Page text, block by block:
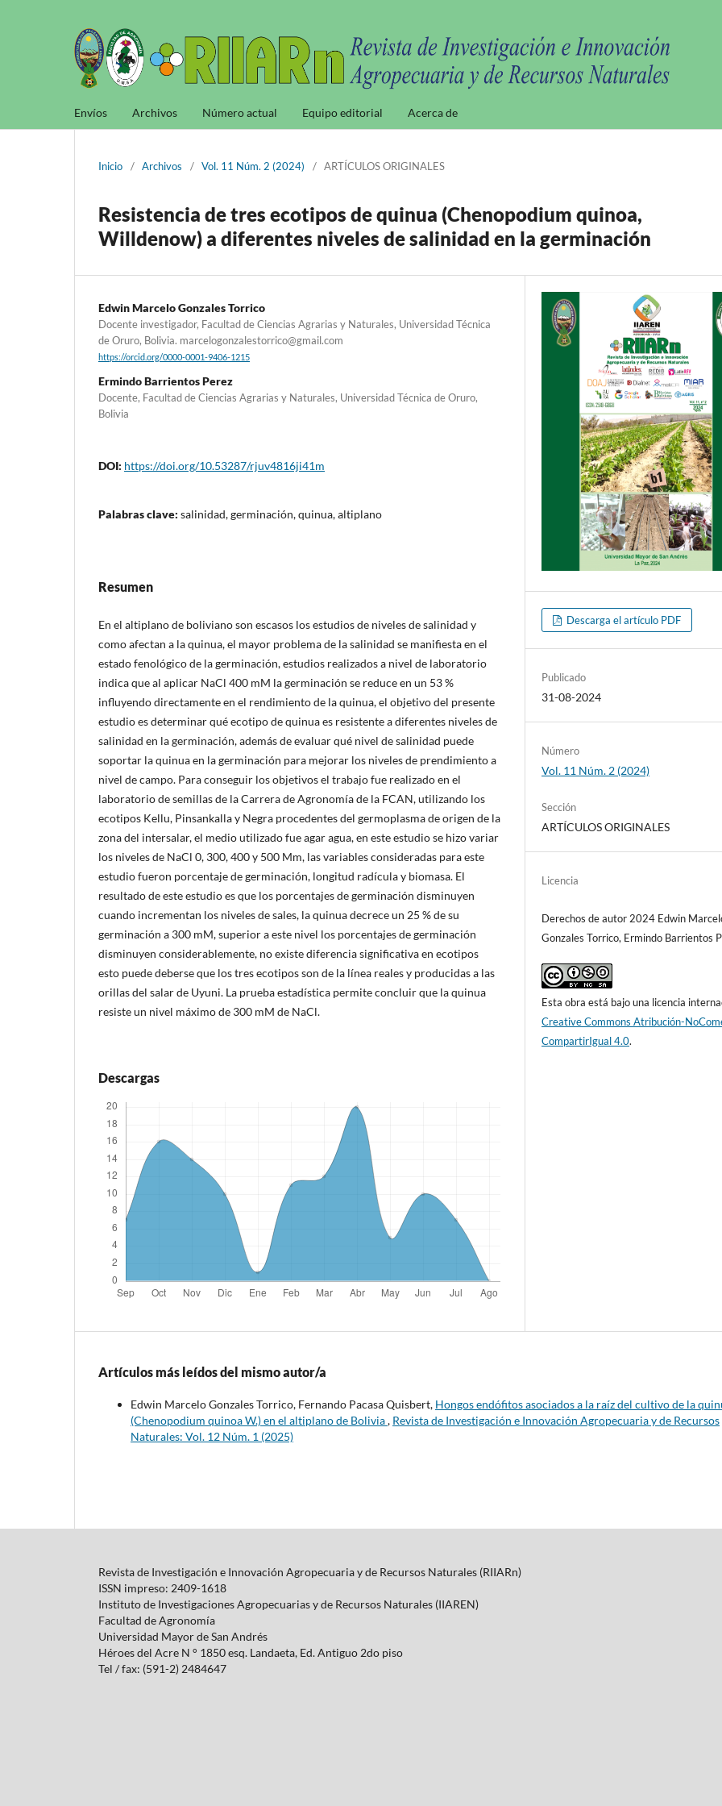
Envíos Archivos Número actual Equipo editorial Acerca de
Inicio / Archivos / Vol. 11 Núm. 2 (2024) / ARTÍCULOS ORIGINALES
Resistencia de tres ecotipos de quinua (Chenopodium quinoa,
Willdenow) a diferentes niveles de salinidad en la germinación
Edwin Marcelo Gonzales Torrico
Docente investigador, Facultad de Ciencias Agrarias y Naturales, Universidad Técnica
de Oruro, Bolivia. marcelogonzalestorrico@gmail.com
https://orcid.org/0000-0001-9406-1215
Ermindo Barrientos Perez
Docente, Facultad de Ciencias Agrarias y Naturales, Universidad Técnica de Oruro,
Bolivia
DOI: https://doi.org/10.53287/rjuv4816ji41m
Palabras clave: salinidad, germinación, quinua, altiplano
Resumen
En el altiplano de boliviano son escasos los estudios de niveles de salinidad y
como afectan a la quinua, el mayor problema de la salinidad se manifiesta en el
estado fenológico de la germinación, estudios realizados a nivel de laboratorio
indica que al aplicar NaCl 400 mM la germinación se reduce en un 53 %
influyendo directamente en el rendimiento de la quinua, el objetivo del presente
estudio es determinar qué ecotipo de quinua es resistente a diferentes niveles de
salinidad en la germinación, además de evaluar qué nivel de salinidad puede
soportar la quinua en la germinación para mejorar los niveles de prendimiento a
nivel de campo. Para conseguir los objetivos el trabajo fue realizado en el
laboratorio de semillas de la Carrera de Agronomía de la FCAN, utilizando los
ecotipos Kellu, Pinsankalla y Negra procedentes del germoplasma de origen de la
zona del intersalar, el medio utilizado fue agar agua, en este estudio se hizo variar
los niveles de NaCl 0, 300, 400 y 500 Mm, las variables consideradas para este
estudio fueron porcentaje de germinación, longitud radícula y biomasa. El
resultado de este estudio es que los porcentajes de germinación disminuyen
cuando incrementan los niveles de sales, la quinua decrece un 25 % de su
germinación a 300 mM, superior a este nivel los porcentajes de germinación
disminuyen considerablemente, no existe diferencia significativa en ecotipos
esto puede deberse que los tres ecotipos son de la línea reales y producidas a las
orillas del salar de Uyuni. La prueba estadística permite concluir que la quinua
resiste un nivel máximo de 300 mM de NaCl.
Descargas
Descarga el artículo PDF
Publicado
31-08-2024
Número
Vol. 11 Núm. 2 (2024)
Sección
ARTÍCULOS ORIGINALES
Licencia
Derechos de autor 2024 Edwin
Gonzales Torrico, Ermindo Barrientos
Esta obra está bajo una licencia
Creative Commons Atribución-
CompartirIgual 4.0.
Artículos más leídos del mismo autor/a
Edwin Marcelo Gonzales Torrico, Fernando Pacasa Quisbert, Hongos endófitos asociados a la raíz del cultivo de la
(Chenopodium quinoa W.) en el altiplano de Bolivia, Revista de Investigación e Innovación Agropecuaria y de Recursos
Naturales: Vol. 12 Núm. 1 (2025)
Revista de Investigación e Innovación Agropecuaria y de Recursos Naturales (RIIARn)
ISSN impreso: 2409-1618
Instituto de Investigaciones Agropecuarias y de Recursos Naturales (IIAREN)
Facultad de Agronomía
Universidad Mayor de San Andrés
Héroes del Acre N ° 1850 esq. Landaeta, Ed.Antiguo 2do piso
Tel / fax: (591-2) 2484647